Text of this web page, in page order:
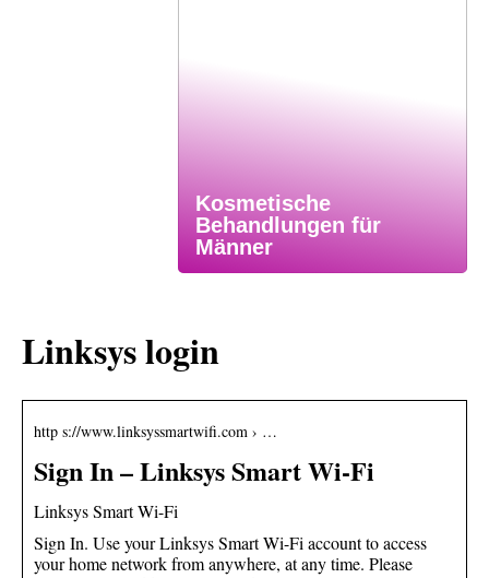
Kosmetische
Behandlungen für
Männer
Linksys login
http s://www.linksyssmartwifi.com › …
Sign In – Linksys Smart Wi-Fi
Linksys Smart Wi-Fi
Sign In. Use your Linksys Smart Wi-Fi account to access
your home network from anywhere, at any time. Please